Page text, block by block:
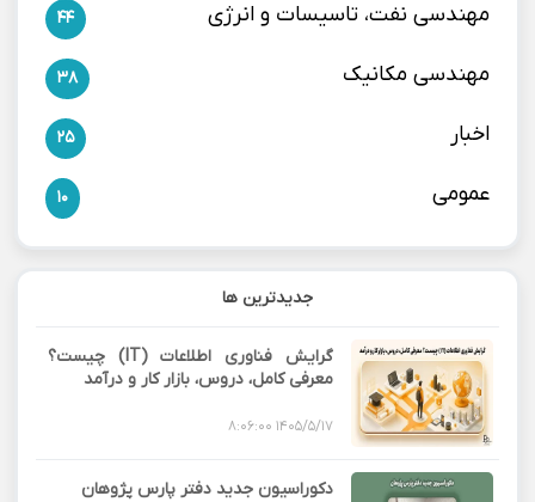
مهندسی نفت، تاسیسات و انرژی 44
مهندسی مکانیک 38
اخبار 25
عمومی 10
جدیدترین ها
گرایش فناوری اطلاعات (IT) چیست؟
معرفی کامل، دروس، بازار کار و درآمد
1405/5/17 8:06:00
دکوراسیون جدید دفتر پارس پژوهان